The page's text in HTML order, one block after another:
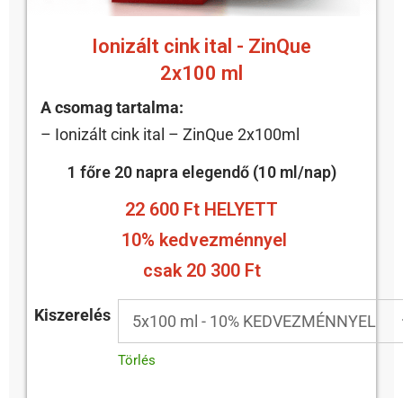
Ionizált cink ital - ZinQue
2x100 ml
A csomag tartalma:
– Ionizált cink ital – ZinQue 2x100ml
1 főre 20 napra elegendő (10 ml/nap)
22 600 Ft HELYETT
10% kedvezménnyel
csak 20 300 Ft
Kiszerelés
Törlés